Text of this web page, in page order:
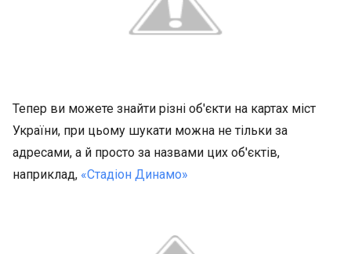
Тепер ви можете знайти різні об'єкти на картах міст
України, при цьому шукати можна не тільки за
адресами, а й просто за назвами цих об'єктів,
наприклад, «Стадіон Динамо»